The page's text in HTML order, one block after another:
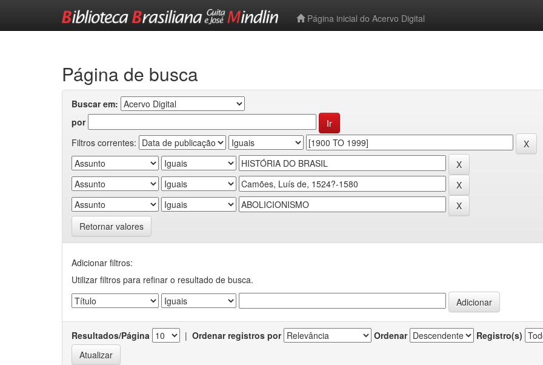
Página inicial do Acervo Digital
Página de busca
Buscar em:
por
Filtros correntes:
Retornar valores
Adicionar filtros:
Utilizar filtros para refinar o resultado de busca.
Resultados/Página | Ordenar registros por Ordenar Registro(s)